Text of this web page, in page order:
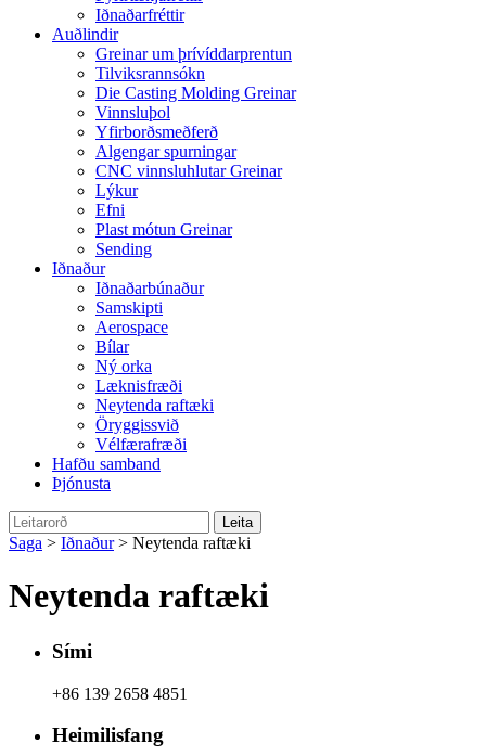
Iðnaðarfréttir
Auðlindir
Greinar um þrívíddarprentun
Tilviksrannsókn
Die Casting Molding Greinar
Vinnsluþol
Yfirborðsmeðferð
Algengar spurningar
CNC vinnsluhlutar Greinar
Lýkur
Efni
Plast mótun Greinar
Sending
Iðnaður
Iðnaðarbúnaður
Samskipti
Aerospace
Bílar
Ný orka
Læknisfræði
Neytenda raftæki
Öryggissvið
Vélfærafræði
Hafðu samband
Þjónusta
Saga > Iðnaður> Neytenda raftæki
Neytenda raftæki
Sími
+86 139 2658 4851
Heimilisfang